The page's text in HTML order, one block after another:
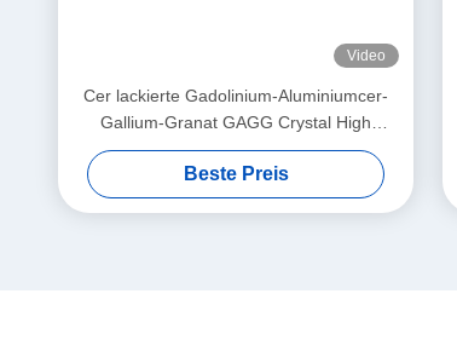
Video
Cer lackierte Gadolinium-Aluminiumcer-
Gallium-Granat GAGG Crystal High
Quality
Beste Preis